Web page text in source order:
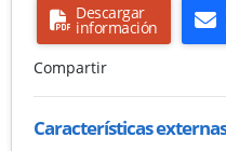
Descargar
información
Compartir
Características externas